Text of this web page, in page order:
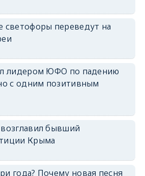
светофоры переведут на
лидером ЮФО по падению
с одним позитивным
бывший
Крыма
года? Почему новая песня